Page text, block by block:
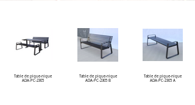
Table de pique-nique
ADA-PC-2305
Table de pique-nique
ADA-PC-2305 B
Table de pique-nique
ADA-PC-2305 A